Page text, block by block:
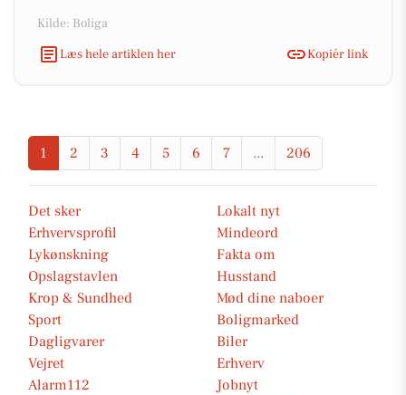
Kilde: Boliga
Læs hele artiklen her
Kopiér link
1 2 3 4 5 6 7 ... 206
Det sker
Lokalt nyt
Erhvervsprofil
Mindeord
Lykønskning
Fakta om
Opslagstavlen
Husstand
Krop & Sundhed
Mød dine naboer
Sport
Boligmarked
Dagligvarer
Biler
Vejret
Erhverv
Alarm112
Jobnyt